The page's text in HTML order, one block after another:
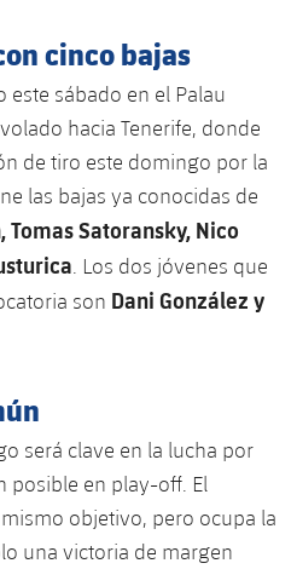
cinco bajas
este sábado en el Palau
hacia Tenerife, donde
de tiro este domingo por la
las bajas ya conocidas de
Tomas Satoransky, Nico
. Los dos jóvenes que
son Dani González y
será clave en la lucha por
posible en play-off. El
objetivo, pero ocupa la
una victoria de margen